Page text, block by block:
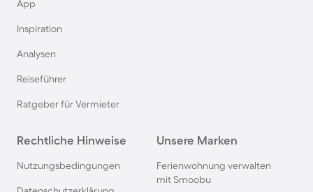
App
Inspiration
Analysen
Reiseführer
Ratgeber für Vermieter
Rechtliche Hinweise
Nutzungsbedingungen
Unsere Marken
Ferienwohnung verwalten
mit Smoobu